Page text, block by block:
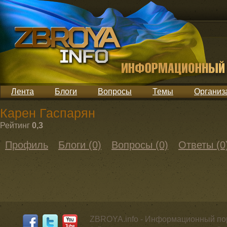
Лента Блоги Вопросы Темы
Карен Гаспарян
Рейтинг 0,3
Профиль Блоги (0) Вопросы (0) Ответы
ZBROYA.info - Информационный